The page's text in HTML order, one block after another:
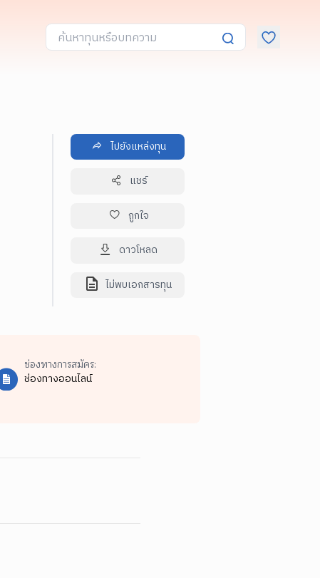
ไปยังแหล่งทุน
แชร์
ถูกใจ
ดาวโหลด
ไม่พบเอกสารทุน
ช่องทางการสมัคร:
ช่องทางออนไลน์